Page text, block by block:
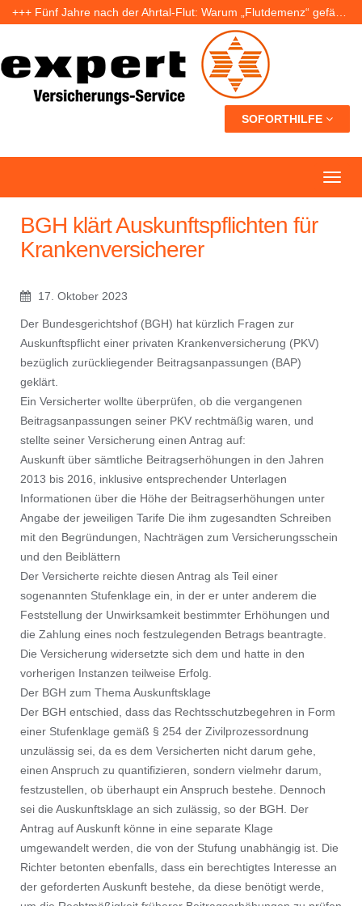
SOFORTHILFE
BGH klärt Auskunftspflichten für
Krankenversicherer
17. Oktober 2023
Der Bundesgerichtshof (BGH) hat kürzlich Fragen zur
Auskunftspflicht einer privaten Krankenversicherung (PKV)
bezüglich zurückliegender Beitragsanpassungen (BAP)
geklärt.
Ein Versicherter wollte überprüfen, ob die vergangenen
Beitragsanpassungen seiner PKV rechtmäßig waren, und
stellte seiner Versicherung einen Antrag auf:
Auskunft über sämtliche Beitragserhöhungen in den Jahren
2013 bis 2016, inklusive entsprechender Unterlagen
Informationen über die Höhe der Beitragserhöhungen unter
Angabe der jeweiligen Tarife Die ihm zugesandten Schreiben
mit den Begründungen, Nachträgen zum Versicherungsschein
und den Beiblättern
Der Versicherte reichte diesen Antrag als Teil einer
sogenannten Stufenklage ein, in der er unter anderem die
Feststellung der Unwirksamkeit bestimmter Erhöhungen und
die Zahlung eines noch festzulegenden Betrags beantragte.
Die Versicherung widersetzte sich dem und hatte in den
vorherigen Instanzen teilweise Erfolg.
Der BGH zum Thema Auskunftsklage
Der BGH entschied, dass das Rechtsschutzbegehren in Form
einer Stufenklage gemäß § 254 der Zivilprozessordnung
unzulässig sei, da es dem Versicherten nicht darum gehe,
einen Anspruch zu quantifizieren, sondern vielmehr darum,
festzustellen, ob überhaupt ein Anspruch bestehe. Dennoch
sei die Auskunftsklage an sich zulässig, so der BGH. Der
Antrag auf Auskunft könne in eine separate Klage
umgewandelt werden, die von der Stufung unabhängig ist. Die
Richter betonten ebenfalls, dass ein berechtigtes Interesse an
der geforderten Auskunft bestehe, da diese benötigt werde,